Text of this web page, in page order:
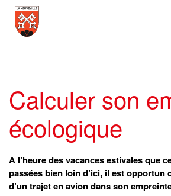
Calculer son
écologique
A l’heure des vacances estivales que
passées bien loin d’ici, il est opportun
d’un trajet en avion dans son